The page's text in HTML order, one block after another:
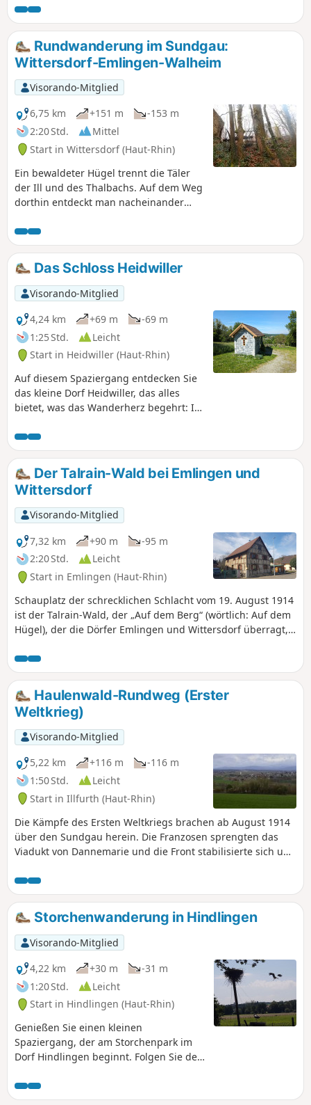
Rundwanderung im Sundgau:
Wittersdorf-Emlingen-Walheim
Visorando-Mitglied
6,75 km
+151 m
-153 m
2:20 Std.
Mittel
Start in Wittersdorf (Haut-Rhin)
Ein bewaldeter Hügel trennt die Täler
der Ill und des Thalbachs. Auf dem Weg
dorthin entdeckt man nacheinander
einem Drama geprägten Steinbruch,
einen botanischen Pfad und die
Geschichte eines unglücklichen
Generals. Wenn man die Kalköfen von
Emlingen erreicht, taucht plötzlich das
19. Jahrhundert auf, eingefroren in
Stein und Eisen.
Das Schloss Heidwiller
Visorando-Mitglied
4,24 km
+69 m
-69 m
1:25 Std.
Leicht
Start in Heidwiller (Haut-Rhin)
Auf diesem Spaziergang entdecken Sie
das kleine Dorf Heidwiller, das alles
bietet, was das Wanderherz begehrt: Im
Schloss, im Norden verläuft ein ruhiger
Kanal und im Süden erhebt sich ein
Hügel, der einen außergewöhnlichen
Ausblick auf die Region bietet. Dazu
kommen ein kleiner Lehrpfad und
abwechslungsreiche Waldwege – die
perfekte Mischung für einen
gelungenen Spaziergang!
Der Talrain-Wald bei Emlingen und
Wittersdorf
Visorando-Mitglied
7,32 km
+90 m
-95 m
2:20 Std.
Leicht
Start in Emlingen (Haut-Rhin)
Schauplatz der schrecklichen Schlacht vom 19. August 1914
ist der Talrain-Wald, der „Auf dem Berg“ (wörtlich: Auf dem
Hügel), der die Dörfer Emlingen und Wittersdorf überragt,
vermittelt Ihnen über den Gedenkweg, den diese Route
teilweise mitnimmt, mehr über die Akteure dieser Schlacht.
Haulenwald-Rundweg (Erster
Weltkrieg)
Visorando-Mitglied
5,22 km
+116 m
-116 m
1:50 Std.
Leicht
Start in Illfurth (Haut-Rhin)
Die Kämpfe des Ersten Weltkriegs brachen ab August 1914
über den Sundgau herein. Die Franzosen sprengten das
Viadukt von Dannemarie und die Front stabilisierte sich und
Die Frontlinie verlief nur wenige Kilometer von Illfurth
entfernt auf der Seite von Heidwiller. Bei dieser Wanderung
werden Sie mehrere Bunker entdecken, die verschiedenen
Zwecken dienten: Sie waren Munitionslager,
Beobachtungsposten oder Artilleriegeschütze und mehrere
Kasematten.
Storchenwanderung in Hindlingen
Visorando-Mitglied
4,22 km
+30 m
-31 m
1:20 Std.
Leicht
Start in Hindlingen (Haut-Rhin)
Genießen Sie einen kleinen
Spaziergang, der am Storchenpark im
Dorf Hindlingen beginnt. Folgen Sie der
Fachwerkhäuser des Dorfes Friesen!